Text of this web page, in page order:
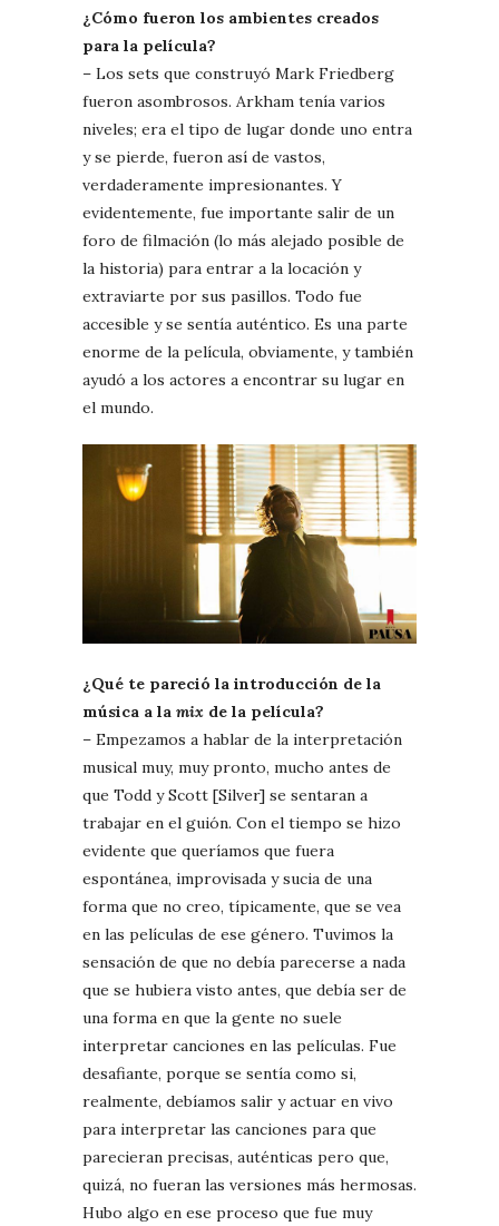
¿Cómo fueron los ambientes creados
para la película?
– Los sets que construyó Mark Friedberg
fueron asombrosos. Arkham tenía varios
niveles; era el tipo de lugar donde uno entra
y se pierde, fueron así de vastos,
verdaderamente impresionantes. Y
evidentemente, fue importante salir de un
foro de filmación (lo más alejado posible de
la historia) para entrar a la locación y
extraviarte por sus pasillos. Todo fue
accesible y se sentía auténtico. Es una parte
enorme de la película, obviamente, y también
ayudó a los actores a encontrar su lugar en
el mundo.
¿Qué te pareció la introducción de la
música a la mix de la película?
– Empezamos a hablar de la interpretación
musical muy, muy pronto, mucho antes de
que Todd y Scott [Silver] se sentaran a
trabajar en el guión. Con el tiempo se hizo
evidente que queríamos que fuera
espontánea, improvisada y sucia de una
forma que no creo, típicamente, que se vea
en las películas de ese género. Tuvimos la
sensación de que no debía parecerse a nada
que se hubiera visto antes, que debía ser de
una forma en que la gente no suele
interpretar canciones en las películas. Fue
desafiante, porque se sentía como si,
realmente, debíamos salir y actuar en vivo
para interpretar las canciones para que
parecieran precisas, auténticas pero que,
quizá, no fueran las versiones más hermosas.
Hubo algo en ese proceso que fue muy